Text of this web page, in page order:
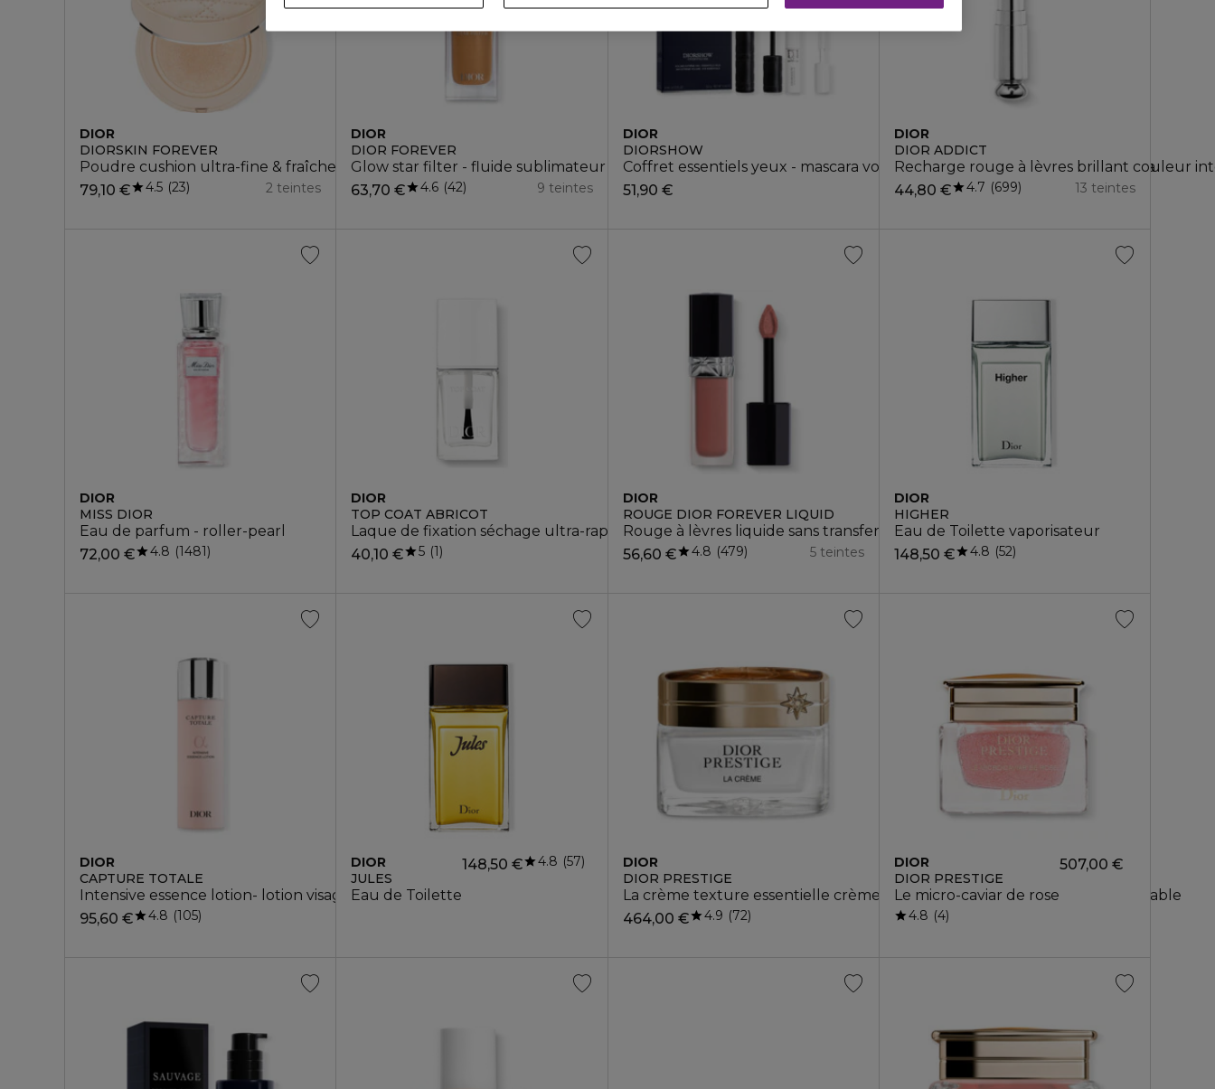
DIOR
DIORSKIN FOREVER
Poudre cushion ultra-fine & fraîche
79,10 €
2 teintes
4.5 23
DIOR
DIOR FOREVER
Glow star filter - fluide sublimateur de teint - illuminateur multi-usage
63,70 €
9 teintes
4.6 42
DIOR
DIORSHOW
Coffret essentiels yeux - mascara volume extrême et base-sérum mascara
51,90 €
DIOR
DIOR ADDICT
Recharge rouge à lèvres brillant couleur
44,80 €
13 teintes
4.7 699
DIOR
MISS DIOR
Eau de parfum - roller-pearl
72,00 €
4.8 1481
DIOR
TOP COAT ABRICOT
Laque de fixation séchage ultra-rapide
40,10 €
5 1
DIOR
ROUGE DIOR FOREVER LIQUID
Rouge à lèvres liquide sans transfert - mat ultra-pigmenté
56,60 €
5 teintes
4.8 479
DIOR
HIGHER
Eau de Toilette vaporisateur
148,50 €
4.8 52
DIOR
CAPTURE TOTALE
Intensive essence lotion- lotion visage
95,60 €
4.8 105
DIOR
JULES
Eau de Toilette
148,50 € 4.8 57
DIOR
DIOR PRESTIGE
La crème texture essentielle crème anti-âge haute réparation - rechargeable
464,00 €
4.9 72
DIOR
DIOR PRESTIGE
Le micro-caviar de rose
507,00 €
4.8 4